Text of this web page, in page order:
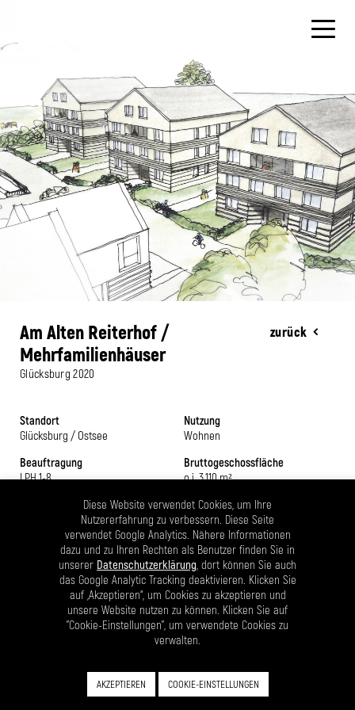
Am Alten Reiterhof /
Mehrfamilienhäuser
Glücksburg 2020
zurück
Standort
Glücksburg / Ostsee
Beauftragung
LPH 1-8
Bearbeitungszeit
Nutzung
Wohnen
Bruttogeschossfläche
o.i. 3.110 m²
Nutzfläche
2.195 m² / 27 Wohnungen
Status
Im Bau
Das gesamte Bauvorhaben „Am alten Reiterhof“ umfasst 4
Einfamilienhäuser, 8 Reihenhäuser und 3 Mehrfamilienhäuser. Die
Bauabschnitt wurde im September 2022 fertiggestellt. Die
Mehrfamilienhäuser stellen den 3. Bauabschnitt dar und werden bis
Diese Website verwendet Cookies, um Ihre
Nutzererfahrung zu verbessern. Diese Seite
verwendet Google Analytics. Nähere Informationen
dazu und zu Ihren Rechten als Benutzer finden Sie in
unserer Datenschutzerklärung , dort können Sie auch
das Google Analytic Tracking deaktivieren. Klicken Sie
auf „Akzeptieren“, um Cookies zu akzeptieren und
unsere Website nutzen zu können. Klicken Sie auf
"Cookie-Einstellungen", um verwendete Cookies zu
verwalten.
AKZEPTIEREN COOKIE-EINSTELLUNGEN